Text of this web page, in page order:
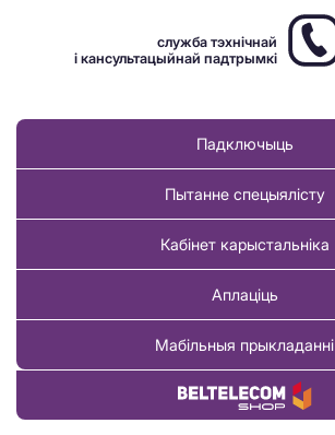
служба тэхнічнай
і кансультацыйнай падтрымкі
Падключыць
Пытанне спецыялісту
Кабінет карыстальніка
Аплаціць
Мабільныя прыкладанні
Купіць тавар